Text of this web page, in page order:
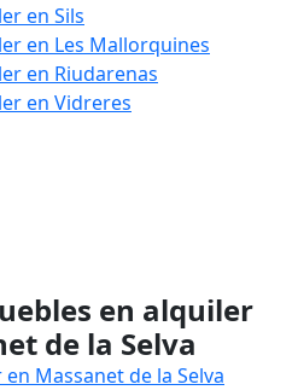
en Sils
en Les Mallorquines
en Riudarenas
en Vidreres
en alquiler
de la Selva
Massanet de la Selva